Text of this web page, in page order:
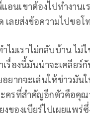
อนเขาต้องไปทำงาน
เลยส่งข้อความไปขอโ
ไมเราไม่กลับบ้าน ไ
เรื่องนี้มันน่าจะเคลีย
ยอยากจะเล่นให้ข่าว
ครที่สำคัญอีกตัวคือคุณ
งของเบียร์ไปเผยแพ